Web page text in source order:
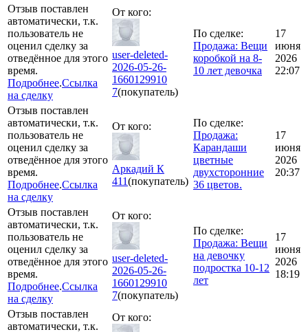
Отзыв поставлен
автоматически, т.к.
пользователь не
оценил сделку за
отведённое для этого
время.
Подробнее.Ссылка
на сделку
От кого:
user-deleted-
2026-05-26-
1660129910
7(покупатель)
По сделке:
Продажа: Вещи
коробкой на 8-
10 лет девочка
17
июня
2026
22:07
Отзыв поставлен
автоматически, т.к.
пользователь не
оценил сделку за
отведённое для этого
время.
Подробнее.Ссылка
на сделку
От кого:
Аркадий К
411(покупатель)
По сделке:
Продажа:
Карандаши
цветные
двухсторонние
36 цветов.
17
июня
2026
20:37
Отзыв поставлен
автоматически, т.к.
пользователь не
оценил сделку за
отведённое для этого
время.
Подробнее.Ссылка
на сделку
От кого:
user-deleted-
2026-05-26-
1660129910
7(покупатель)
По сделке:
Продажа: Вещи
на девочку
подростка 10-12
лет
17
июня
2026
18:19
Отзыв поставлен
автоматически, т.к.
От кого: